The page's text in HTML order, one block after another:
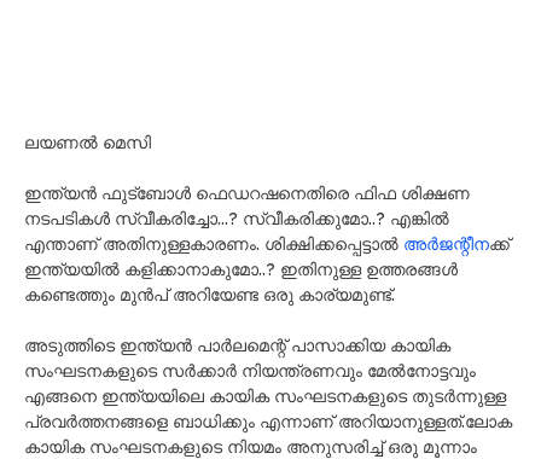
ലയണൽ മെസി
ഇന്ത്യൻ ഫുട്ബോൾ ഫെഡറഷനെതിരെ ഫിഫ ശിക്ഷണ
നടപടികൾ സ്വീകരിച്ചോ…? സ്വീകരിക്കുമോ..? എങ്കിൽ
എന്താണ് അതിനുള്ളകാരണം. ശിക്ഷിക്കപ്പെട്ടാൽ അർജന്റീനക്ക്
ഇന്ത്യയിൽ കളിക്കാനാകുമോ..? ഇതിനുള്ള ഉത്തരങ്ങൾ
കണ്ടെത്തും മുൻപ് അറിയേണ്ട ഒരു കാര്യമുണ്ട്.
അടുത്തിടെ ഇന്ത്യൻ പാർലമെന്റ് പാസാക്കിയ കായിക
സംഘടനകളുടെ സർക്കാർ നിയന്ത്രണവും മേൽനോട്ടവും
എങ്ങനെ ഇന്ത്യയിലെ കായിക സംഘടനകളുടെ തുടർന്നുള്ള
പ്രവർത്തനങ്ങളെ ബാധിക്കും എന്നാണ് അറിയാനുള്ളത്.ലോക
കായിക സംഘടനകളുടെ നിയമം അനുസരിച്ച് ഒരു മൂന്നാം